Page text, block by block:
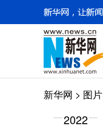
新华网 > 图片
2022